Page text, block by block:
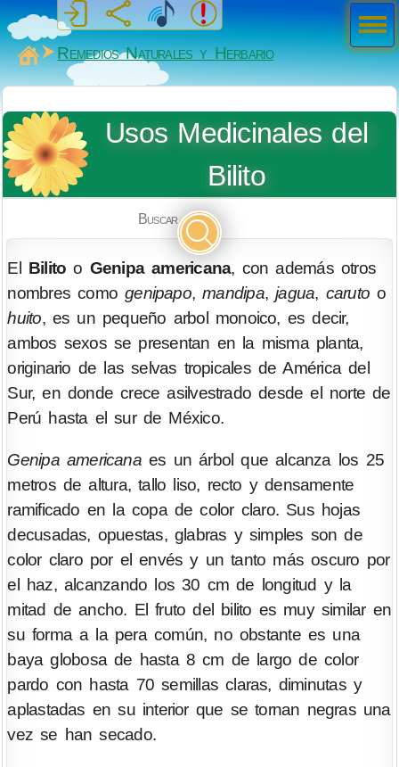
MiSabueso
Remedios Naturales y Herbario
Usos Medicinales del
Bilito
Buscar
El Bilito o Genipa americana, con además otros
nombres comogenipapo,mandipa,jagua, caruto o
huito, es un pequeño arbol monoico, es decir,
ambos sexos se presentan en la misma planta,
originario de las selvas tropicales de América del
Sur, en donde crece asilvestrado desde el norte de
Perú hasta el sur de México.
Genipa americanaes un árbol que alcanza los 25
metros de altura, tallo liso, recto y densamente
ramificado en la copa de color claro. Sus hojas
decusadas, opuestas, glabras y simples son de
color claro por el envés y un tanto más oscuro por
el haz, alcanzando los 30 cm de longitud y la
mitad de ancho. El fruto del bilito es muy similar en
su forma a la pera común, no obstante es una
baya globosa de hasta 8 cm de largo de color
pardo con hasta 70 semillas claras, diminutas y
aplastadas en su interior que se tornan negras una
vez se han secado.
Men
ú